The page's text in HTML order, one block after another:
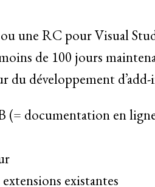
une RC pour Visual
de 100 jours
du développement
(= documentation en
existantes